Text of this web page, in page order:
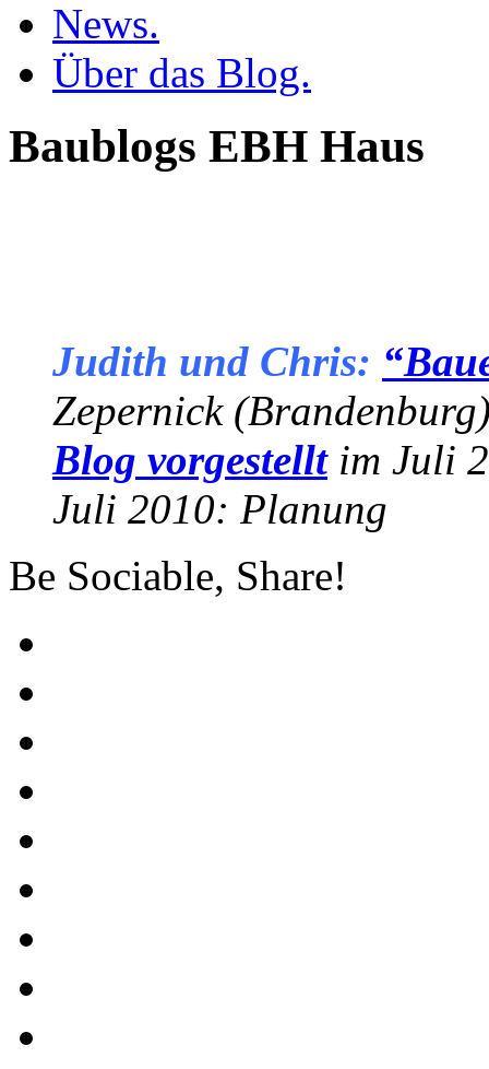
News.
Über das Blog.
Baublogs EBH Haus
Judith und Chris:
Zepernick
Blog vorgestelltim Juli
Juli 2010: Planung
Be Sociable, Share!